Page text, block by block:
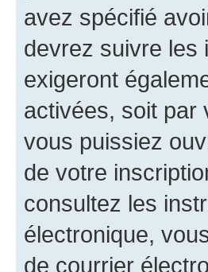
avez spécifié
devrez suivre les
exigeront
activées, soit par
vous puissiez
de votre
consultez les
électronique,
de courrier